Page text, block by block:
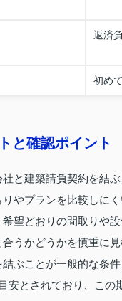
返済
初め
と確認ポイント
と建築請負契約を結ぶ
やプランを比較しにく
望どおりの間取りや
うかどうかを慎重に見
ぶことが一般的な条件
安とされており、この